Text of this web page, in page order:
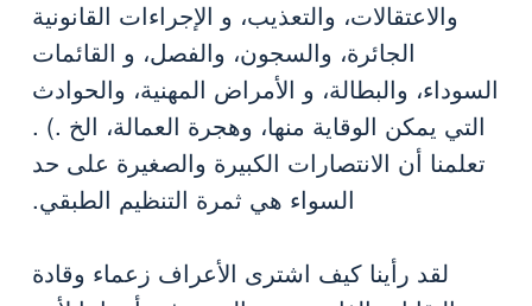
والاعتقالات، والتعذيب، و الإجراءات القانونية
الجائرة، والسجون، والفصل، و القائمات
السوداء، والبطالة، و الأمراض المهنية، والحوادث
التي يمكن الوقاية منها، وهجرة العمالة، الخ .) .
تعلمنا أن الانتصارات الكبيرة والصغيرة على حد
السواء هي ثمرة التنظيم الطبقي.
لقد رأينا كيف اشترى الأعراف زعماء وقادة